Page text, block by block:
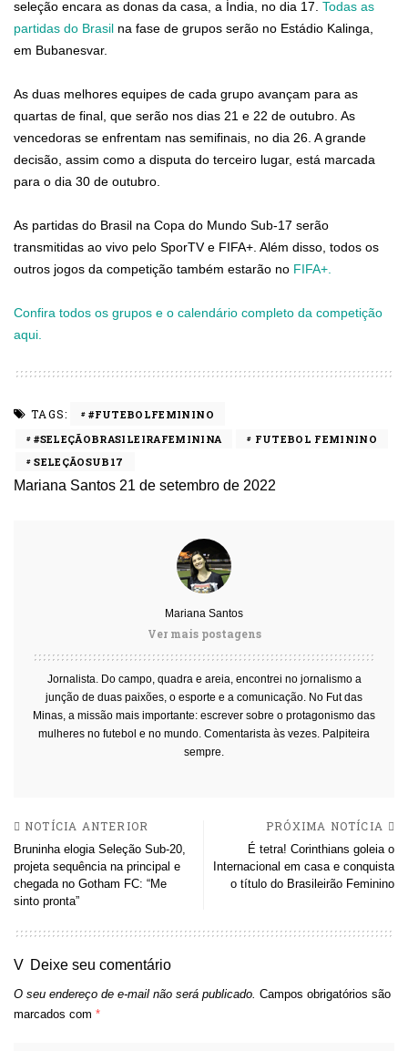
seleção encara as donas da casa, a Índia, no dia 17. Todas as
partidas do Brasil na fase de grupos serão no Estádio Kalinga,
em Bubanesvar.
As duas melhores equipes de cada grupo avançam para as
quartas de final, que serão nos dias 21 e 22 de outubro. As
vencedoras se enfrentam nas semifinais, no dia 26. A grande
decisão, assim como a disputa do terceiro lugar, está marcada
para o dia 30 de outubro.
As partidas do Brasil na Copa do Mundo Sub-17 serão
transmitidas ao vivo pelo SporTV e FIFA+. Além disso, todos os
outros jogos da competição também estarão no FIFA+.
Confira todos os grupos e o calendário completo da competição
aqui.
TAGS:
#FUTEBOLFEMININO
#SELEÇÃOBRASILEIRAFEMININA
FUTEBOL FEMININO
SELEÇÃOSUB17
Mariana Santos 21 de setembro de 2022
Mariana Santos
Ver mais postagens
Jornalista. Do campo, quadra e areia, encontrei no jornalismo a
junção de duas paixões, o esporte e a comunicação. No Fut das
Minas, a missão mais importante: escrever sobre o protagonismo das
mulheres no futebol e no mundo. Comentarista às vezes. Palpiteira
sempre.
NOTÍCIA ANTERIOR
Bruninha elogia Seleção Sub-20,
projeta sequência na principal e
chegada no Gotham FC: “Me
sinto pronta”
PRÓXIMA NOTÍCIA
É tetra! Corinthians goleia o
Internacional em casa e conquista
o título do Brasileirão Feminino
Deixe seu comentário
O seu endereço de e-mail não será publicado. Campos obrigatórios são
marcados com *